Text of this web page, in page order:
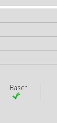
Basen